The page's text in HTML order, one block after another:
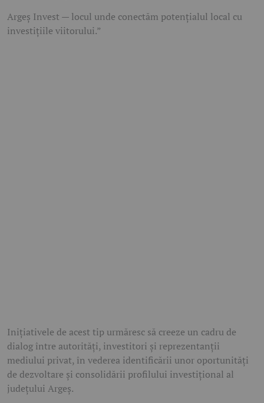
Argeș Invest — locul unde conectăm potențialul local cu
investițiile viitorului.”
Inițiativele de acest tip urmăresc să creeze un cadru de
dialog între autorități, investitori și reprezentanții
mediului privat, în vederea identificării unor oportunități
de dezvoltare și consolidării profilului investițional al
județului Argeș.